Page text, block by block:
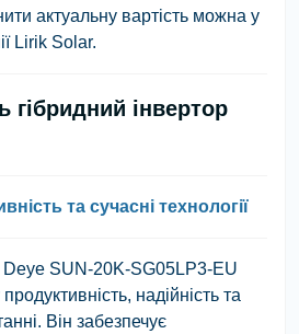
актуальну вартість можна у
Lirik Solar.
інвертор
та сучасні технології
Deye SUN-20K-SG05LP3-EU
надійність та
Він забезпечує